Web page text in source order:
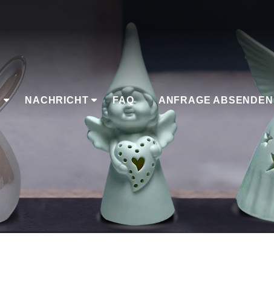
NACHRICHT FAQ ANFRAGE ABSENDEN